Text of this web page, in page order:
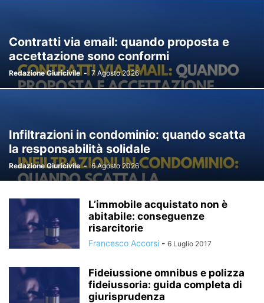
Contratti via email: quando proposta e
accettazione sono conformi
Redazione Giuricivile - 7 Agosto 2026
Infiltrazioni in condominio: quando scatta
la responsabilità solidale
Redazione Giuricivile - 6 Agosto 2026
L’immobile acquistato non è
abitabile: conseguenze
risarcitorie
Francesco Accorsi - 6 Luglio 2017
Fideiussione omnibus e polizza
fideiussoria: guida completa di
giurisprudenza